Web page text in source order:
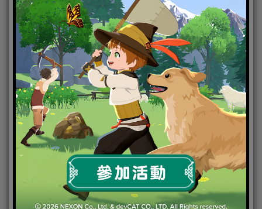
瀏覽器中儲存顯示名稱、電子郵件地址及個人網站網址，以
供下次發佈留言時使用。